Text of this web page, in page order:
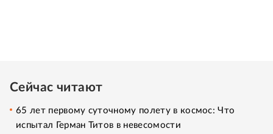
Сейчас читают
65 лет первому суточному полету в космос: Что
испытал Герман Титов в невесомости